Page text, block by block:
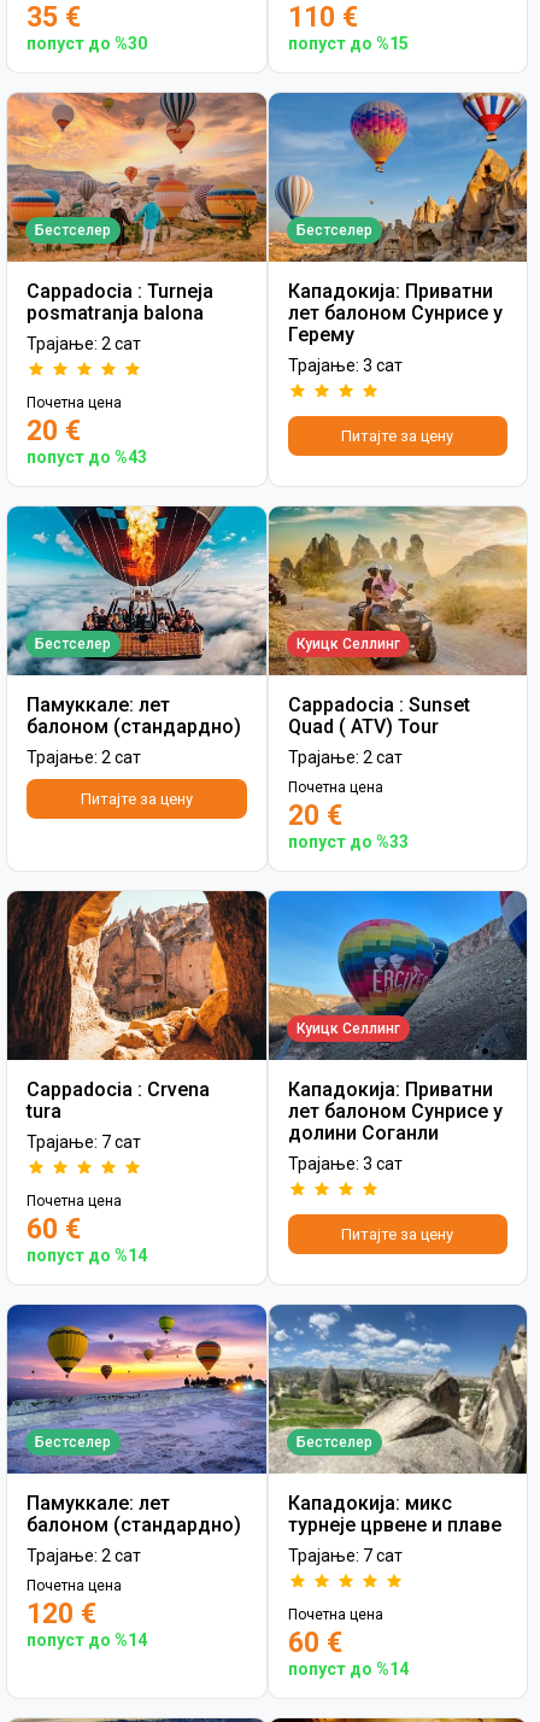
35 €
попуст до %30
110 €
попуст до %15
Бестселер
Cappadocia : Turneja
posmatranja balona
Трајање: 2 сат
Почетна цена
20 €
попуст до %43
Бестселер
Кападокија: Приватни
лет балоном Сунрисе у
Герему
Трајање: 3 сат
Питајте за цену
Бестселер
Памуккале: лет
балоном (стандардно)
Трајање: 2 сат
Питајте за цену
Куицк Селлинг
Cappadocia : Sunset
Quad ( ATV) Tour
Трајање: 2 сат
Почетна цена
20 €
попуст до %33
Cappadocia : Crvena
tura
Трајање: 7 сат
Почетна цена
60 €
попуст до %14
Куицк Селлинг
Кападокија: Приватни
лет балоном Сунрисе у
долини Соганли
Трајање: 3 сат
Питајте за цену
Бестселер
Памуккале: лет
балоном (стандардно)
Трајање: 2 сат
Почетна цена
120 €
попуст до %14
Бестселер
Кападокија: микс
турнеје црвене и плаве
Трајање: 7 сат
Почетна цена
60 €
попуст до %14